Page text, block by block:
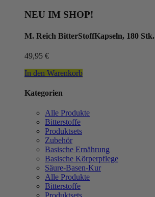
NEU IM SHOP!
M. Reich BitterStoffKapseln, 180 Stk.
49,95 €
In den Warenkorb
Kategorien
Alle Produkte
Bitterstoffe
Produktsets
Zubehör
Basische Ernährung
Basische Körperpflege
Säure-Basen-Kur
Alle Produkte
Bitterstoffe